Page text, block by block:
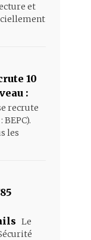
et
10
:
recrute
les
Le